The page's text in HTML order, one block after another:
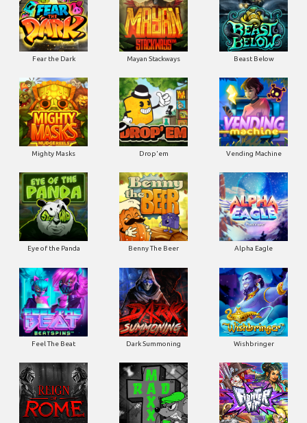
Fear the Dark Mayan Stackways Beast Below
Mighty Masks Drop'em Vending Machine
Eye of the Panda Benny The Beer Alpha Eagle
Feel The Beat Dark Summoning Wishbringer